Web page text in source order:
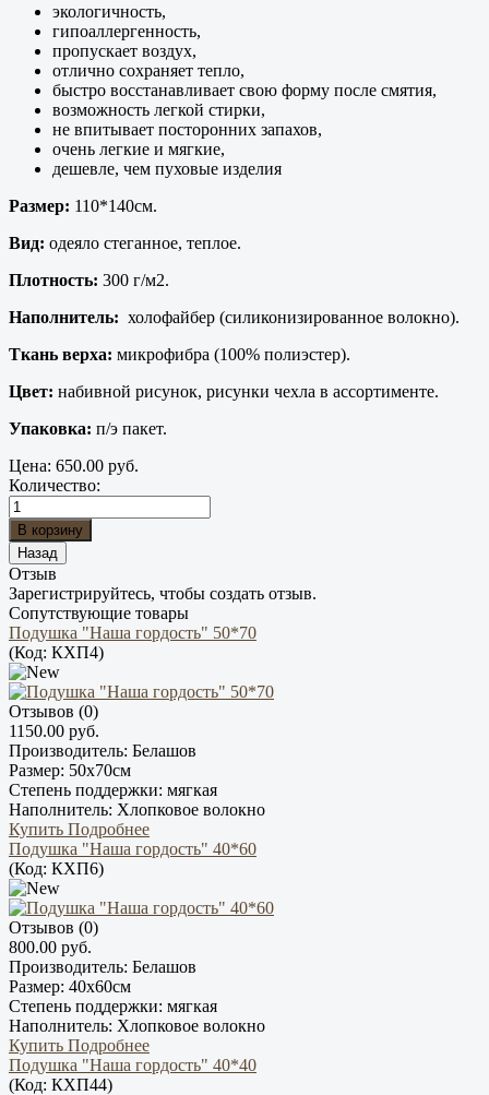
экологичность,
гипоаллергенность,
пропускает воздух,
отлично сохраняет тепло,
быстро восстанавливает свою форму после смятия,
возможность легкой стирки,
не впитывает посторонних запахов,
очень легкие и мягкие,
дешевле, чем пуховые изделия
Размер: 110*140см.
Вид: одеяло стеганное, теплое.
Плотность: 300 г/м2.
Наполнитель: холофайбер (силиконизированное волокно).
Ткань верха: микрофибра (100% полиэстер).
Цвет: набивной рисунок, рисунки чехла в ассортименте.
Упаковка: п/э пакет.
Цена: 650.00 руб.
Количество:
Отзыв
Зарегистрируйтесь, чтобы создать отзыв.
Сопутствующие товары
Подушка "Наша гордость" 50*70
(Код: КХП4)
Отзывов (0)
1150.00 руб.
Производитель: Белашов
Размер: 50х70см
Степень поддержки: мягкая
Наполнитель: Хлопковое волокно
Купить Подробнее
Подушка "Наша гордость" 40*60
(Код: КХП6)
Отзывов (0)
800.00 руб.
Производитель: Белашов
Размер: 40х60см
Степень поддержки: мягкая
Наполнитель: Хлопковое волокно
Купить Подробнее
Подушка "Наша гордость" 40*40
(Код: КХП44)